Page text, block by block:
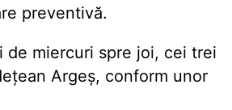
preventivă.
miercuri spre joi, cei trei
Argeș, conform unor